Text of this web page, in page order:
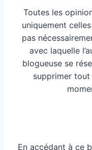
Toutes les
uniquement
pas
avec laquelle
blogueuse se
supprimer
En accédant à ce